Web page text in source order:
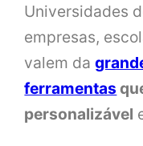
Universidades
empresas,
valem da
ferramentas
personalizável